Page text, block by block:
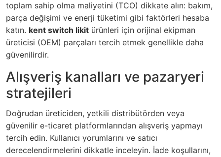
toplam sahip olma maliyetini (TCO) dikkate alın: bakım,
parça değişimi ve enerji tüketimi gibi faktörleri hesaba
katın. kent switch likit ürünleri için orijinal ekipman
üreticisi (OEM) parçaları tercih etmek genellikle daha
güvenilirdir.
Alışveriş kanalları ve pazaryeri
stratejileri
Doğrudan üreticiden, yetkili distribütörden veya
güvenilir e-ticaret platformlarından alışveriş yapmayı
tercih edin. Kullanıcı yorumlarını ve satıcı
derecelendirmelerini dikkatle inceleyin. İade koşullarını,